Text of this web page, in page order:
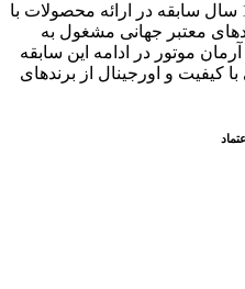
مجموعه آرمان موتور با بیش از 18 سال سابقه در ارائه محصولات با
معتبر جهانی مشغول به
موتور در ادامه اين سابقه
کيفيت و اورجينال از برندهای